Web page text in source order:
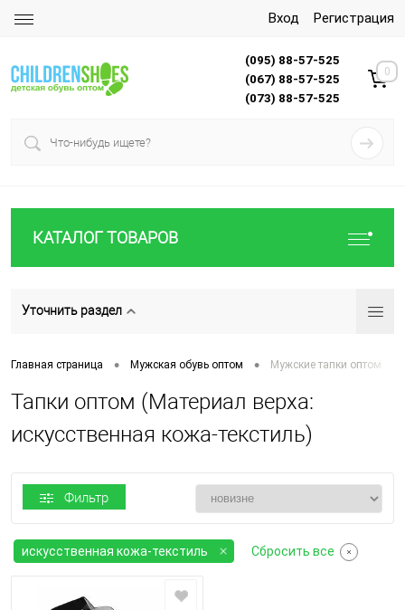
Вход Регистрация
(095) 88-57-525
(067) 88-57-525
(073) 88-57-525
0
КАТАЛОГ ТОВАРОВ
Уточнить раздел
Главная страница • Мужская обувь оптом • Мужские тапки оптом
Тапки оптом (Материал верха:
искусственная кожа-текстиль)
Фильтр
искусственная кожа-текстиль Сбросить все